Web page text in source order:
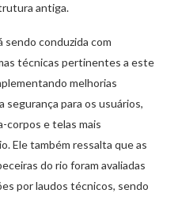
antiga.
sendo conduzida com
técnicas pertinentes a este
melhorias
segurança para os usuários,
corpos e telas mais
Ele também ressalta que as
do rio foram avaliadas
por laudos técnicos, sendo